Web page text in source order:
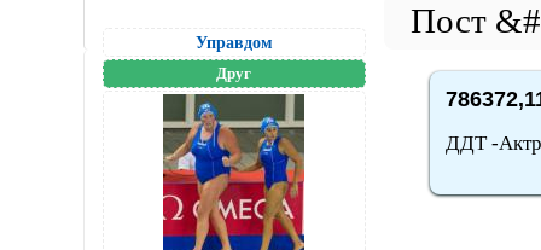
Управдом
Друг
ДДТ -